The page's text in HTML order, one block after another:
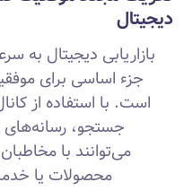
دیجیتال
بازاریابی دیجیتال
جزء اساسی برای
است. با استفاده از
جستجو، رسانه‌های
می‌توانند با
محصولات یا